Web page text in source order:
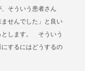
そういう患者さん
せんでした」と良い
とします。 そういう
するにはどうするの